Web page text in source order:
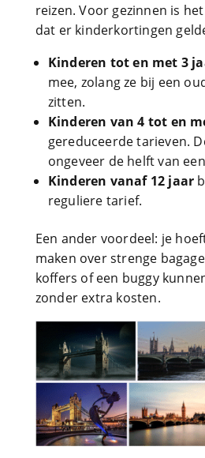
reizen. Voor gezinnen is
dat er kinderkortingen
Kinderen tot en met 3
mee, zolang ze bij een
zitten.
Kinderen van 4 tot en
gereduceerde tarieven.
ongeveer de helft van
Kinderen vanaf 12 jaar
reguliere tarief.
Een ander voordeel: je
maken over strenge
koffers of een buggy
zonder extra kosten.